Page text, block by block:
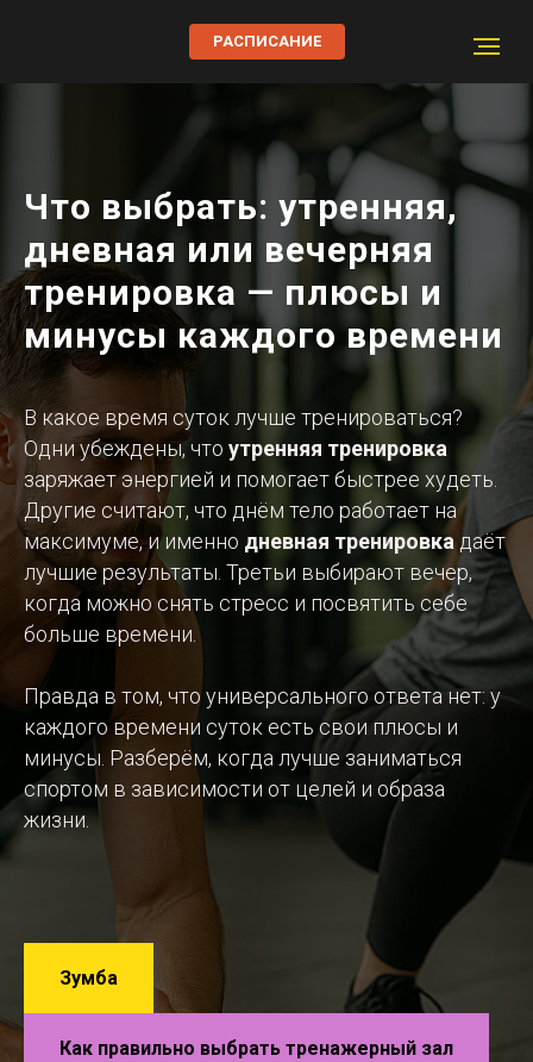
РАСПИСАНИЕ
Что выбрать: утренняя,
дневная или вечерняя
тренировка — плюсы и
минусы каждого времени
В какое время суток лучше тренироваться?
Одни убеждены, что утренняя тренировка
заряжает энергией и помогает быстрее худеть.
Другие считают, что днём тело работает на
максимуме, и именно дневная тренировка даёт
лучшие результаты. Третьи выбирают вечер,
когда можно снять стресс и посвятить себе
больше времени.
Правда в том, что универсального ответа нет: у
каждого времени суток есть свои плюсы и
минусы. Разберём, когда лучше заниматься
спортом в зависимости от целей и образа
жизни.
Зумба
Как правильно выбрать тренажерный зал